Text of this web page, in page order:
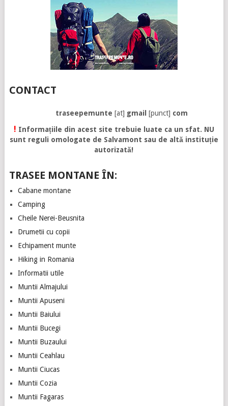
CONTACT
traseepemunte [at] gmail [punct] com
! Informațiile din acest site trebuie luate ca un sfat. NU
sunt reguli omologate de Salvamont sau de altă instituție
autorizată!
TRASEE MONTANE ÎN:
Cabane montane
Camping
Cheile Nerei-Beusnita
Drumetii cu copii
Echipament munte
Hiking in Romania
Informatii utile
Muntii Almajului
Muntii Apuseni
Muntii Baiului
Muntii Bucegi
Muntii Buzaului
Muntii Ceahlau
Muntii Ciucas
Muntii Cozia
Muntii Fagaras